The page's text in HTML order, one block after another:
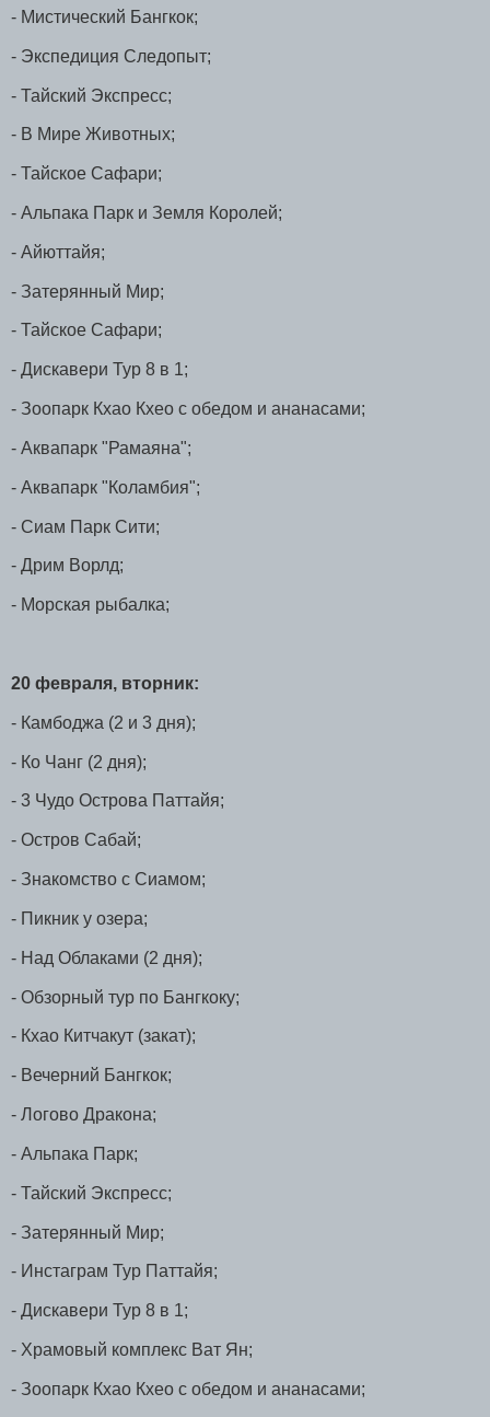
- Мистический Бангкок;
- Экспедиция Следопыт;
- Тайский Экспресс;
- В Мире Животных;
- Тайское Сафари;
- Альпака Парк и Земля Королей;
- Айюттайя;
- Затерянный Мир;
- Тайское Сафари;
- Дискавери Тур 8 в 1;
- Зоопарк Кхао Кхео с обедом и ананасами;
- Аквапарк "Рамаяна";
- Аквапарк "Коламбия";
- Сиам Парк Сити;
- Дрим Ворлд;
- Морская рыбалка;
20 февраля, вторник:
- Камбоджа (2 и 3 дня);
- Ко Чанг (2 дня);
- 3 Чудо Острова Паттайя;
- Остров Сабай;
- Знакомство с Сиамом;
- Пикник у озера;
- Над Облаками (2 дня);
- Обзорный тур по Бангкоку;
- Кхао Китчакут (закат);
- Вечерний Бангкок;
- Логово Дракона;
- Альпака Парк;
- Тайский Экспресс;
- Затерянный Мир;
- Инстаграм Тур Паттайя;
- Дискавери Тур 8 в 1;
- Храмовый комплекс Ват Ян;
- Зоопарк Кхао Кхео с обедом и ананасами;